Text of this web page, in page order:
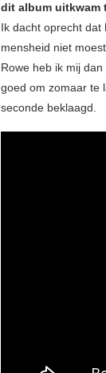
dit album uitkwam
Ik dacht oprecht dat
mensheid niet
Rowe heb ik mij
goed om zomaar te
seconde beklaagd.